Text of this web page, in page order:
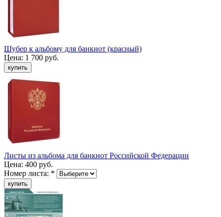
Шубер к альбому для банкнот (красный)
Цена: 1 700 руб.
Листы из альбома для банкнот Российской Федерации
Цена: 400 руб.
Номер листа: *